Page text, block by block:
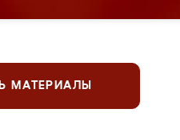
МАТЕРИАЛЫ